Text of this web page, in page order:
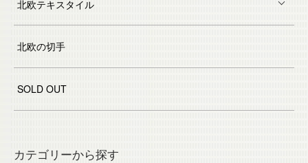
北欧テキスタイル
北欧の切手
SOLD OUT
カテゴリーから探す